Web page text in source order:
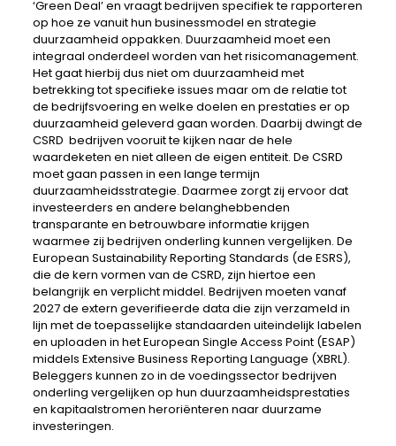
‘Green Deal’ en vraagt bedrijven specifiek te rapporteren
op hoe ze vanuit hun businessmodel en strategie
duurzaamheid oppakken. Duurzaamheid moet een
integraal onderdeel worden van het risicomanagement.
Het gaat hierbij dus niet om duurzaamheid met
betrekking tot specifieke issues maar om de relatie tot
de bedrijfsvoering en welke doelen en prestaties er op
duurzaamheid geleverd gaan worden. Daarbij dwingt de
CSRD bedrijven vooruit te kijken naar de hele
waardeketen en niet alleen de eigen entiteit. De CSRD
moet gaan passen in een lange termijn
duurzaamheidsstrategie. Daarmee zorgt zij ervoor dat
investeerders en andere belanghebbenden
transparante en betrouwbare informatie krijgen
waarmee zij bedrijven onderling kunnen vergelijken. De
European Sustainability Reporting Standards (de ESRS),
die de kern vormen van de CSRD, zijn hiertoe een
belangrijk en verplicht middel. Bedrijven moeten vanaf
2027 de extern geverifieerde data die zijn verzameld in
lijn met de toepasselijke standaarden uiteindelijk labelen
en uploaden in het European Single Access Point (ESAP)
middels Extensive Business Reporting Language (XBRL).
Beleggers kunnen zo in de voedingssector bedrijven
onderling vergelijken op hun duurzaamheidsprestaties
en kapitaalstromen heroriënteren naar duurzame
investeringen.